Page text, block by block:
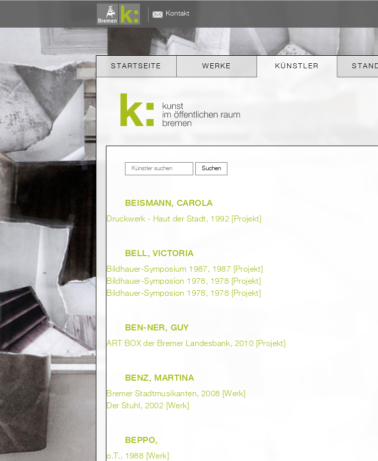
Kontakt
STARTSEITE WERKE KÜNSTLER
BEISMANN, CAROLA
Druckwerk - Haut der Stadt, 1992 [Projekt]
BELL, VICTORIA
Bildhauer-Symposium 1987, 1987 [Projekt]
Bildhauer-Symposion 1978, 1978 [Projekt]
Bildhauer-Symposion 1978, 1978 [Projekt]
BEN-NER, GUY
ART BOX der Bremer Landesbank, 2010 [Projekt]
BENZ, MARTINA
Bremer Stadtmusikanten, 2008 [Werk]
Der Stuhl, 2002 [Werk]
BEPPO,
o.T., 1988 [Werk]